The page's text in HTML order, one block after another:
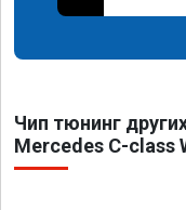
Чип тюнинг
Mercedes C-class